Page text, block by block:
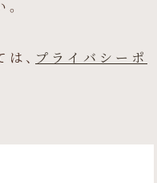
、 プライバシーポ